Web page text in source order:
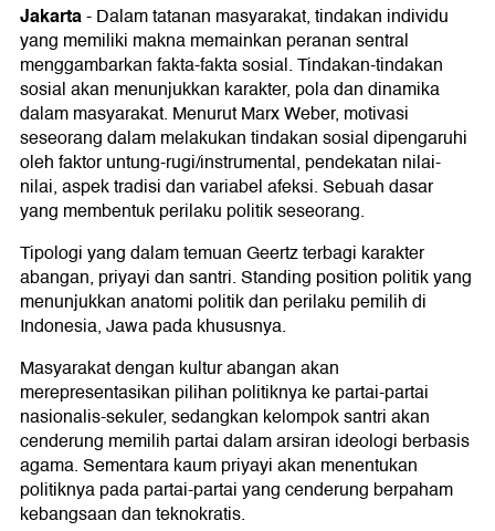
Jakarta-Dalam tatanan masyarakat, tindakan individu
yang memiliki makna memainkan peranan sentral
menggambarkan fakta-fakta sosial. Tindakan-tindakan
sosial akan menunjukkan karakter, pola dan dinamika
dalam masyarakat. Menurut Marx Weber, motivasi
seseorang dalam melakukan tindakan sosial dipengaruhi
oleh faktor untung-rugi/instrumental, pendekatan nilai-
nilai, aspek tradisi dan variabel afeksi. Sebuah dasar
yang membentuk perilaku politik seseorang.
Tipologi yang dalam temuan Geertz terbagi karakter
abangan, priyayi dan santri. Standing position politik yang
menunjukkan anatomi politik dan perilaku pemilih di
Indonesia, Jawa pada khususnya.
Masyarakat dengan kultur abangan akan
merepresentasikan pilihan politiknya ke partai-partai
nasionalis-sekuler, sedangkan kelompok santri akan
cenderung memilih partai dalam arsiran ideologi berbasis
agama. Sementara kaum priyayi akan menentukan
politiknya pada partai-partai yang cenderung berpaham
kebangsaan dan teknokratis.